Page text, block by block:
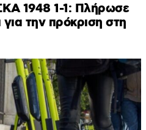
1948 1-1: Πλήρωσε
την πρόκριση στη